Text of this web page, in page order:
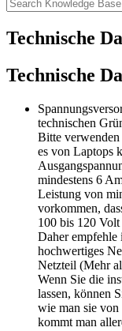
Technische
Technische
technischen
Bitte verwenden
es von Laptops
mindestens 6
Leistung von
vorkommen,
100 bis 120
Daher empfehle
hochwertiges
Netzteil (Mehr
Wenn Sie die
lassen, können
wie man sie
kommt man